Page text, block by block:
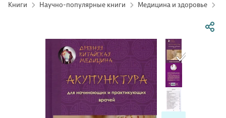
Книги Научно-популярные книги Медицина и здоровье